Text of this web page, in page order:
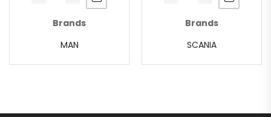
Brands
MAN
Brands
SCANIA